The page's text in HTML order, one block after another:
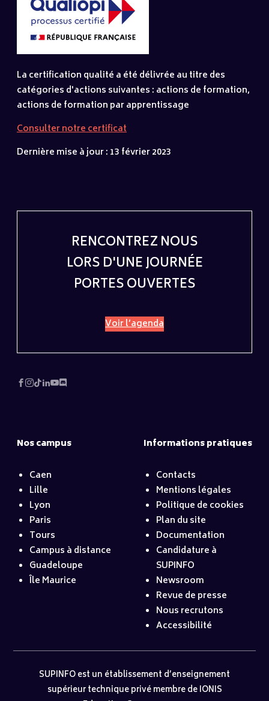
La certification qualité a été délivrée au titre des
catégories d'actions suivantes : actions de formation,
actions de formation par apprentissage
Consulter notre certificat
Dernière mise à jour : 13 février 2023
RENCONTREZ NOUS
LORS D'UNE JOURNÉE
PORTES OUVERTES
Voir l’agenda
Nos campus
Caen
Lille
Lyon
Paris
Tours
Campus à distance
Guadeloupe
Île Maurice
Informations pratiques
Contacts
Mentions légales
Politique de cookies
Plan du site
Documentation
Candidature à
SUPINFO
Newsroom
Revue de presse
Nous recrutons
Accessibilité
SUPINFO est un établissement d’enseignement
supérieur technique privé membre de IONIS